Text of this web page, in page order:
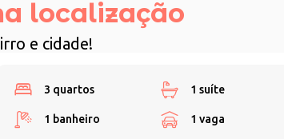
localização
e cidade!
3 quartos 1 suíte
1 banheiro 1 vaga